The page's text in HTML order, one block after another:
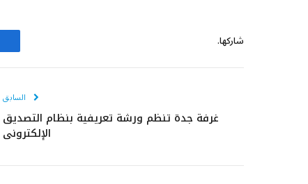
شاركها.
السابق
غرفة جدة تنظم ورشة تعريفية بنظام التصديق
الإلكتروني